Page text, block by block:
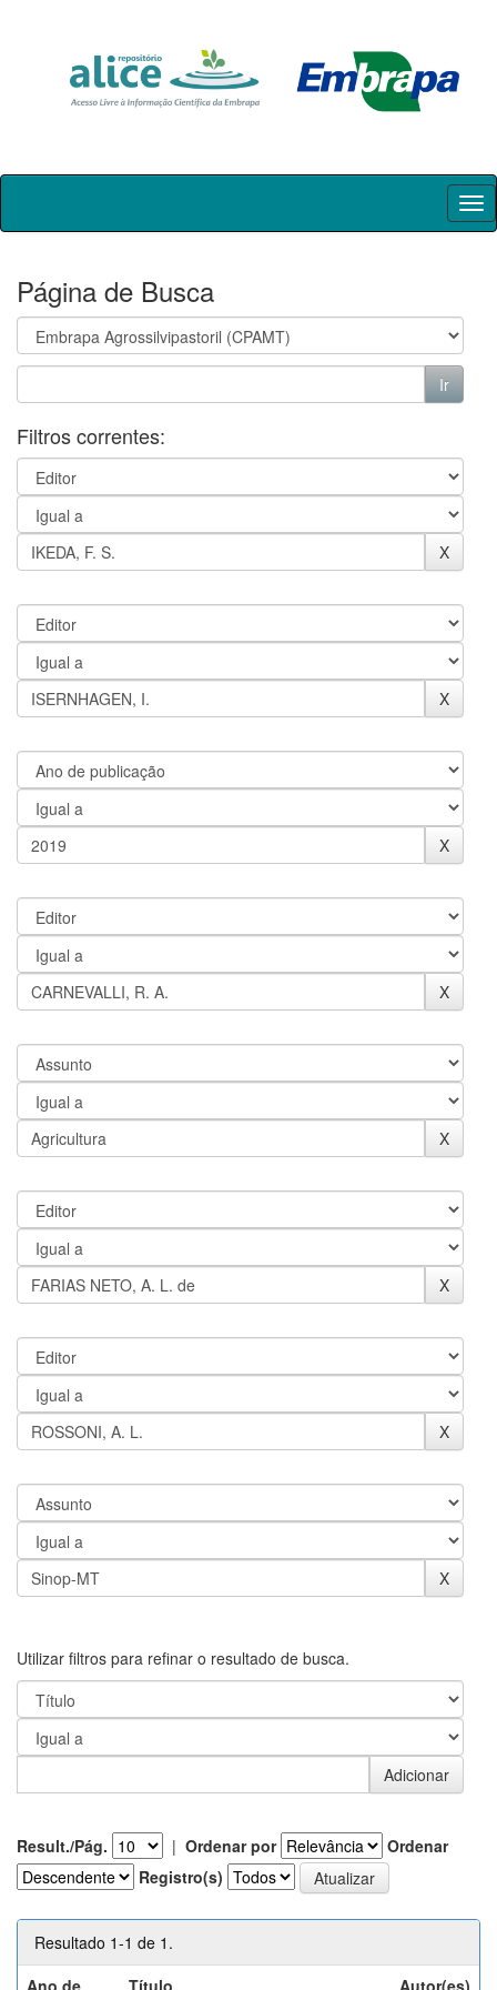
Skip
Página de Busca
Filtros correntes:
Utilizar filtros para refinar o resultado de busca.
Result./Pág. | Ordenar por
Ordenar
Registro(s)
Resultado 1-1 de 1.
Ano de
Título Autor(es)